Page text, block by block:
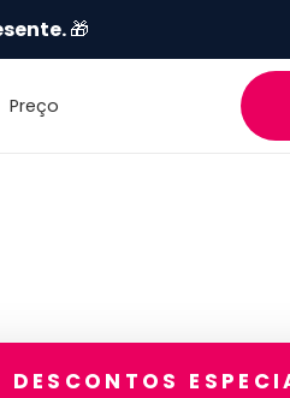
🎁
Preço
DESCONTOS